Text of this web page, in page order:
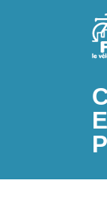
Aller au contenu